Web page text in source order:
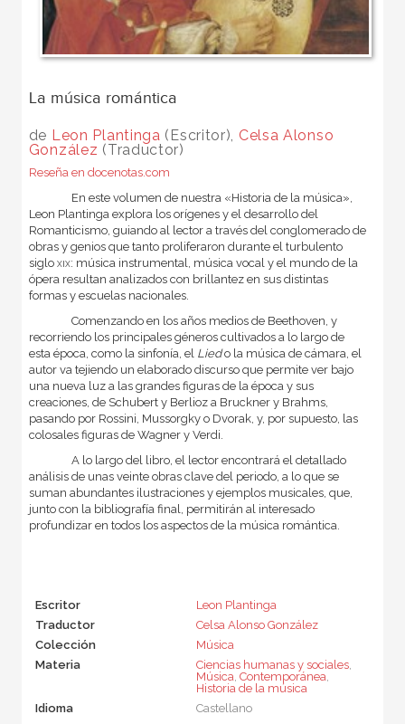
La música romántica
de Leon Plantinga (Escritor), Celsa Alonso
González (Traductor)
Reseña en docenotas.com
En este volumen de nuestra «Historia de la música»,
Leon Plantinga explora los orígenes y el desarrollo del
Romanticismo, guiando al lector a través del conglomerado de
obras y genios que tanto proliferaron durante el turbulento
siglo xix: música instrumental, música vocal y el mundo de la
ópera resultan analizados con brillantez en sus distintas
formas y escuelas nacionales.
Comenzando en los años medios de Beethoven, y
recorriendo los principales géneros cultivados a lo largo de
esta época, como la sinfonía, el Liedo la música de cámara, el
autor va tejiendo un elaborado discurso que permite ver bajo
una nueva luz a las grandes figuras de la época y sus
creaciones, de Schubert y Berlioz a Bruckner y Brahms,
pasando por Rossini, Mussorgky o Dvorak, y, por supuesto, las
colosales figuras de Wagner y Verdi.
A lo largo del libro, el lector encontrará el detallado
análisis de unas veinte obras clave del periodo, a lo que se
suman abundantes ilustraciones y ejemplos musicales, que,
junto con la bibliografía final, permitirán al interesado
profundizar en todos los aspectos de la música romántica.
Escritor
Leon Plantinga
Traductor
Celsa Alonso González
Colección
Música
Materia
Ciencias humanas y sociales,
Música, Contemporánea,
Historia de la música
Idioma
Castellano